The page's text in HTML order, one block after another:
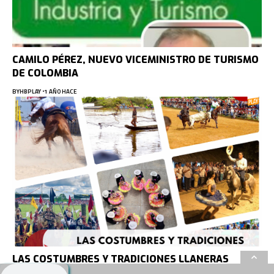
CAMILO PÉREZ, NUEVO VICEMINISTRO DE TURISMO
DE COLOMBIA
BYHBPLAY 1 AÑO HACE
LAS COSTUMBRES Y TRADICIONES LLANERAS